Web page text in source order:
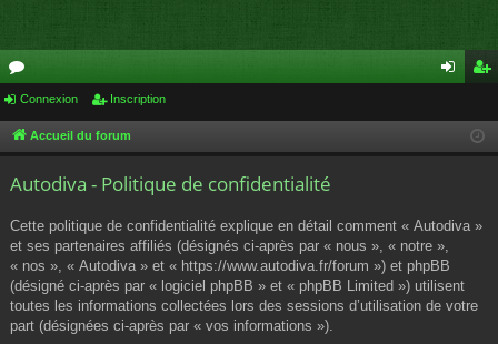
or
u cri
Connexion Inscription
Accueil du forum
Autodiva - Politique de confidentialité
Cette politique de confidentialité explique en détail comment « Autodiva »
et ses partenaires affiliés (désignés ci-après par « nous », « notre »,
« nos », « Autodiva » et « https://www.autodiva.fr/forum ») et phpBB
(désigné ci-après par « logiciel phpBB » et « phpBB Limited ») utilisent
toutes les informations collectées lors des sessions d’utilisation de votre
part (désignées ci-après par « vos informations »).